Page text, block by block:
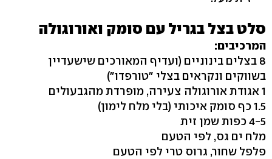
סלט בצל בגריל עם סומק ואורוגולה
המרכיבים:
8 בצלים בינוניים (ועדיף המאורכים שישעדיין
בשווקים ונקראים בצלי "טורפדו")
1 אגודת אורוגולה צעירה, מופרדת מהגבעולים
1.5 כף סומק איכותי (בלי מלח לימון)
4-5 כפות שמן זית
מלח ים גס, לפי הטעם
פלפל שחור, גרוס טרי לפי הטעם